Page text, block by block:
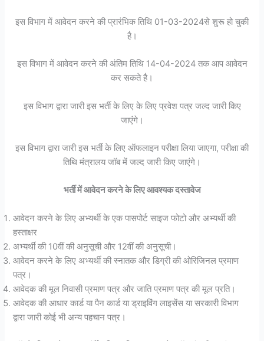
इस विभाग में आवेदन करने की प्रारंभिक तिथि 01-03-2024से शुरू हो चुकी
है।
इस विभाग में आवेदन करने की अंतिम तिथि 14-04-2024 तक आप आवेदन
कर सकते है।
इस विभाग द्वारा जारी इस भर्ती के लिए के लिए प्रवेश पत्र जल्द जारी किए
जाएंगे।
इस विभाग द्वारा जारी इस भर्ती के लिए ऑफलाइन परीक्षा लिया जाएगा, परीक्षा की
तिथि मंत्रालय जॉब में जल्द जारी किए जाएंगे।
भर्ती में आवेदन करने के लिए आवश्यक दस्तावेज
आवेदन करने के लिए अभ्यर्थी के एक पासपोर्ट साइज फोटो और अभ्यर्थी की
हस्ताक्षर
अभ्यर्थी की 10वीं की अनुसूची और 12वीं की अनुसूची।
आवेदन करने के लिए अभ्यर्थी की स्नातक और डिग्री की ओरिजिनल प्रमाण
पत्र।
आवेदक की मूल निवासी प्रमाण पत्र और जाति प्रमाण पत्र की मूल प्रति।
आवेदक की आधार कार्ड या पैन कार्ड या ड्राइविंग लाइसेंस या सरकारी विभाग
द्वारा जारी कोई भी अन्य पहचान पत्र।